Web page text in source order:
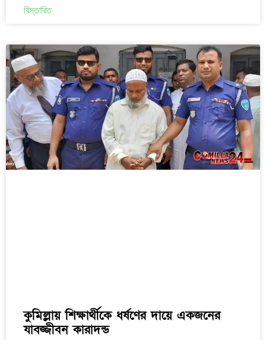
বিস্তারিত
কুমিল্লায় শিক্ষার্থীকে ধর্ষণের দায়ে একজনের
যাবজ্জীবন কারাদন্ড